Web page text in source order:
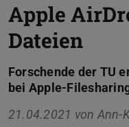
Apple
Dateien
Forschende der TU
bei Apple-
21.04.2021 von Ann-